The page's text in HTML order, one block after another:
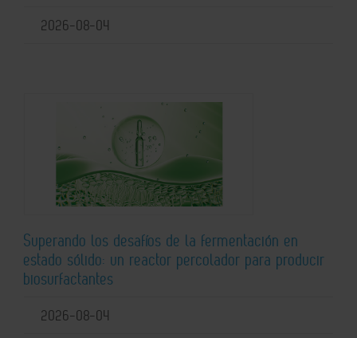
2026-08-04
Superando los desafíos de la fermentación en
estado sólido: un reactor percolador para producir
biosurfactantes
2026-08-04